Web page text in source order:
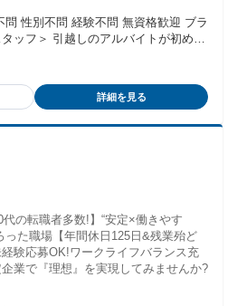
時給1100円～
問 性別不問 経験不問 無資格歓迎 ブラ
からそのまま正社員になりました！
発で働きたい」「短期バイトを探し
惹かれて」「適度に体を動かせる仕
詳細を見る
代の転職者多数!】“安定×働きやす
った職場【年間休日125日&残業殆ど
験応募OK!ワークライフバランス充
業で『理想』を実現してみませんか?